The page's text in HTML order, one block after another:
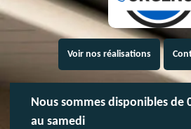
Voir nos réalisations
Nous sommes disponibles de
au samedi